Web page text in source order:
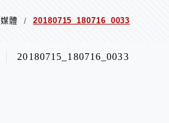
媒體 / 20180715_180716_0033
20180715_180716_0033